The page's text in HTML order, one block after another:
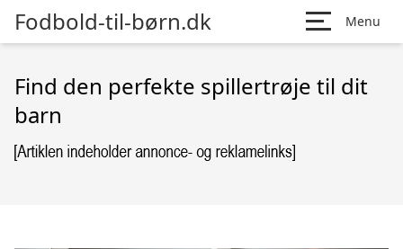
Fodbold-til-børn.dk Menu
Find den perfekte spillertrøje til dit
barn